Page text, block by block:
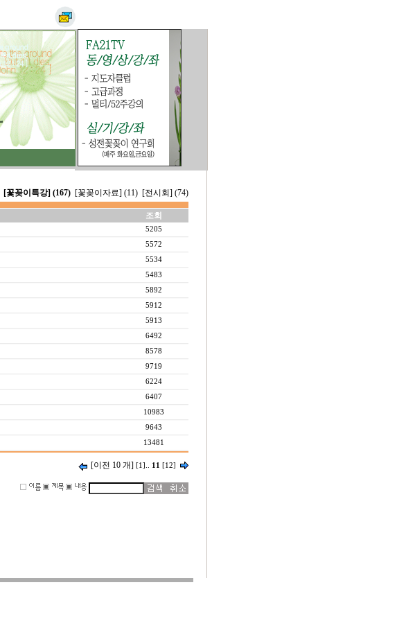
[꽃꽂이특강] (167) [꽃꽂이자료] (11) [전시회] (74)
조회
5205
5572
5534
5483
5892
5912
5913
6492
8578
9719
6224
6407
10983
9643
13481
[이전 10 개] [1] 11 [12]